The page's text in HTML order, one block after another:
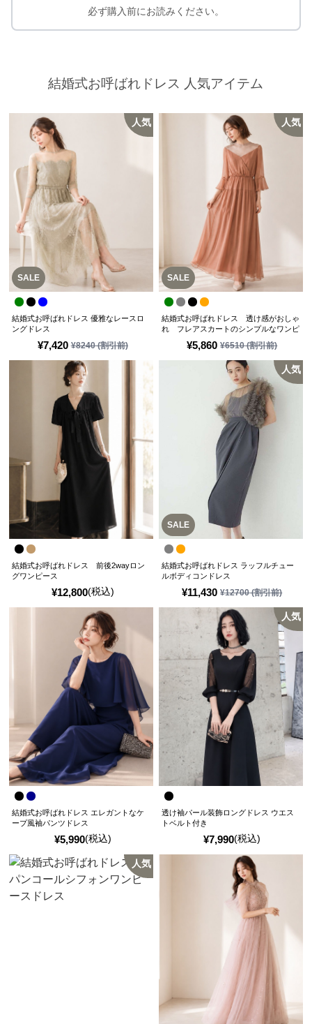
必ず購入前にお読みください。
結婚式お呼ばれドレス 人気アイテム
SALE
人気
¥7,420 ¥8240(割引前)
結婚式お呼ばれドレス 優雅なレースロ
ングドレス
SALE
人気
¥5,860 ¥6510(割引前)
結婚式お呼ばれドレス 透け感がおしゃ
れ フレアスカートのシンプルなワンピ
ースドレス
¥12,800(税込)
結婚式お呼ばれドレス 前後2wayロン
グワンピース
SALE
人気
¥11,430 ¥12700(割引前)
結婚式お呼ばれドレス ラッフルチュー
ルボディコンドレス
¥5,990(税込)
結婚式お呼ばれドレス エレガントなケ
ープ風袖パンツドレス
人気
¥7,990(税込)
透け袖パール装飾ロングドレス ウエス
トベルト付き
人気